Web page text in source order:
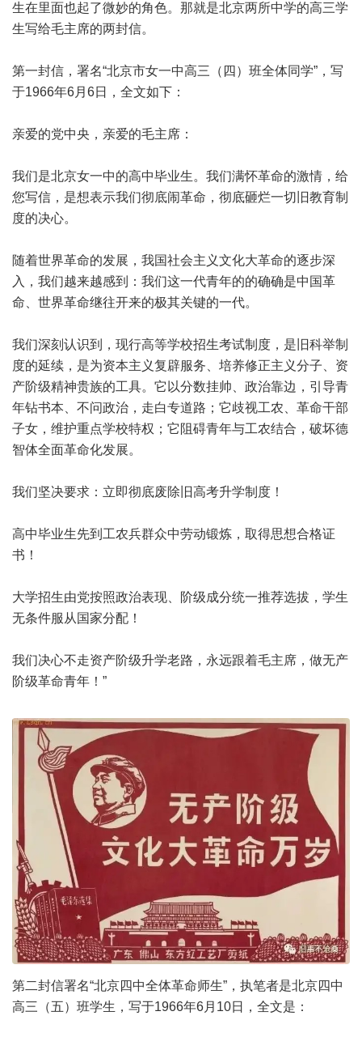
生在里面也起了微妙的角色。那就是北京两所中学的高三学
生写给毛主席的两封信。
第一封信，署名“北京市女一中高三（四）班全体同学”，写
于1966年6月6日，全文如下：
亲爱的党中央，亲爱的毛主席：
我们是北京女一中的高中毕业生。我们满怀革命的激情，给
您写信，是想表示我们彻底闹革命，彻底砸烂一切旧教育制
度的决心。
随着世界革命的发展，我国社会主义文化大革命的逐步深
入，我们越来越感到：我们这一代青年的的确确是中国革
命、世界革命继往开来的极其关键的一代。
我们深刻认识到，现行高等学校招生考试制度，是旧科举制
度的延续，是为资本主义复辟服务、培养修正主义分子、资
产阶级精神贵族的工具。它以分数挂帅、政治靠边，引导青
年钻书本、不问政治，走白专道路；它歧视工农、革命干部
子女，维护重点学校特权；它阻碍青年与工农结合，破坏德
智体全面革命化发展。
我们坚决要求：立即彻底废除旧高考升学制度！
高中毕业生先到工农兵群众中劳动锻炼，取得思想合格证
书！
大学招生由党按照政治表现、阶级成分统一推荐选拔，学生
无条件服从国家分配！
我们决心不走资产阶级升学老路，永远跟着毛主席，做无产
阶级革命青年！”
第二封信署名“北京四中全体革命师生”，执笔者是北京四中
高三（五）班学生，写于1966年6月10日，全文是：